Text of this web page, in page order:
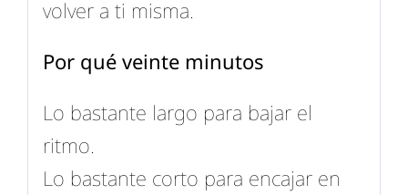
volver a ti misma.
Por qué veinte minutos
Lo bastante largo para bajar el
ritmo.
Lo bastante corto para encajar en